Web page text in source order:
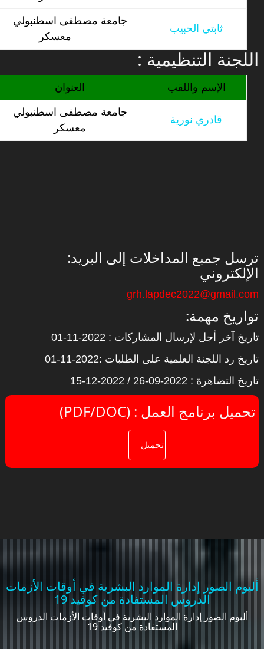
جامعة مصطفى اسطنبولي
ثابتي الحبيب
: اللجنة التنظيمية
العنوان الإسم واللقب
جامعة مصطفى اسطنبولي
معسكر
قادري نورية
:ترسل جمبع المداخلات إلى البريد
الإلكتروني
grh.lapdec2022@gmail.com
:تواريخ مهمة
تاريخ آخر أجل لإرسال المشاركات : 2022-11-01
تاريخ رد اللجنة العلمية على الطلبات :2022-11-01
تاريخ التضاهرة : 2022-09-26 / 2022-12-15
(PDF/DOC) : تحميل برنامج العمل
ألبوم الصور إدارة الموارد البشرية في أوقات الأزمات
الدروس المستفادة من كوفيد 19
ألبوم الصور إدارة الموارد البشرية في أوقات الأزمات الدروس
المستفادة من كوفيد 19